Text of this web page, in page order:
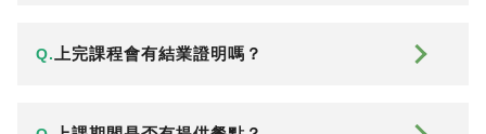
Q. 上完課程會有結業證明嗎？